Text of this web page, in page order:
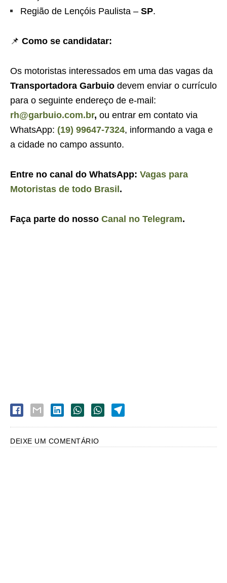
Região de Lençóis Paulista – SP.
📌 Como se candidatar:
Os motoristas interessados em uma das vagas da
Transportadora Garbuio devem enviar o currículo
para o seguinte endereço de e-mail:
rh@garbuio.com.br, ou entrar em contato via
WhatsApp: (19) 99647-7324, informando a vaga e
a cidade no campo assunto.
Entre no canal do WhatsApp: Vagas para
Motoristas de todo Brasil .
Faça parte do nosso Canal no Telegram.
DEIXE UM COMENTÁRIO